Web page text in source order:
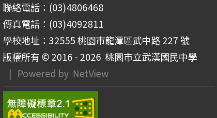
聯絡電話：(03)4806468
傳真電話：(03)4092811
學校地址：32555 桃園市龍潭區武中路 227 號
版權所有 © 2016 - 2026 桃園市立武漢國民中學
| Powered by NetView